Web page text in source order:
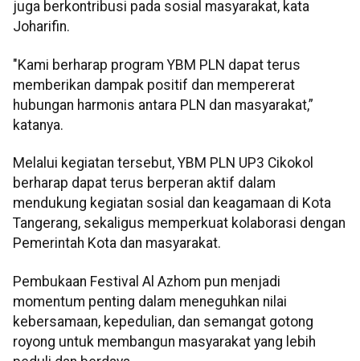
juga berkontribusi pada sosial masyarakat, kata
Joharifin.
"Kami berharap program YBM PLN dapat terus
memberikan dampak positif dan mempererat
hubungan harmonis antara PLN dan masyarakat,”
katanya.
Melalui kegiatan tersebut, YBM PLN UP3 Cikokol
berharap dapat terus berperan aktif dalam
mendukung kegiatan sosial dan keagamaan di Kota
Tangerang, sekaligus memperkuat kolaborasi dengan
Pemerintah Kota dan masyarakat.
Pembukaan Festival Al Azhom pun menjadi
momentum penting dalam meneguhkan nilai
kebersamaan, kepedulian, dan semangat gotong
royong untuk membangun masyarakat yang lebih